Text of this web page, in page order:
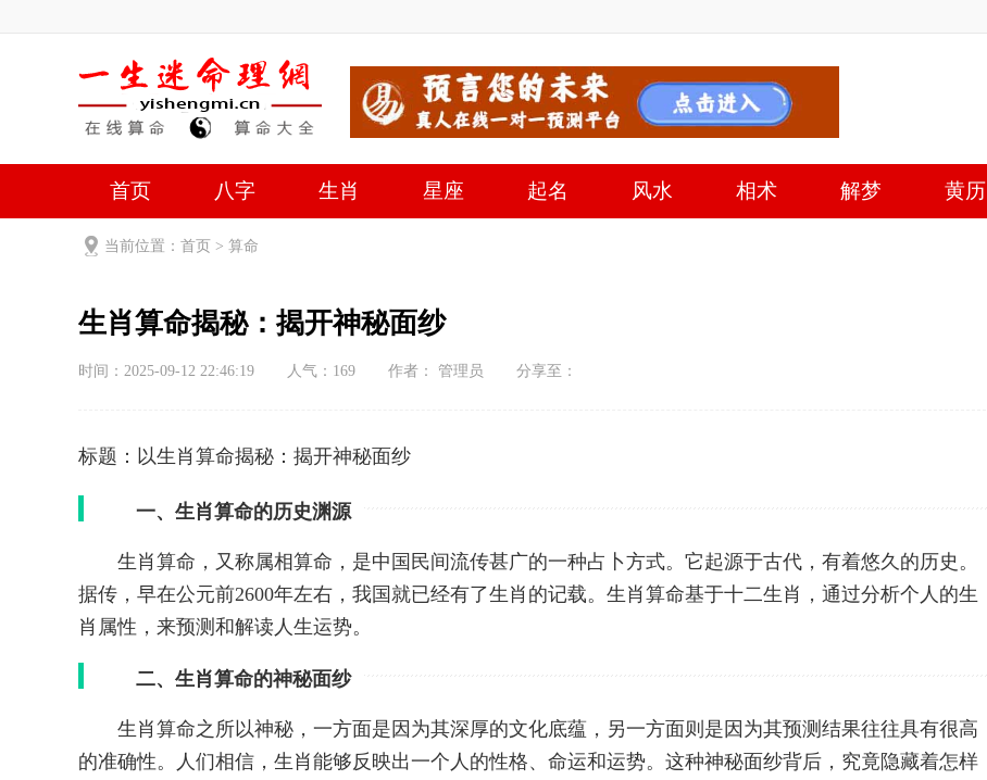
首页 八字 生肖 星座 起名 风水 相术 解梦 黄历
当前位置： 首页 > 算命
生肖算命揭秘：揭开神秘面纱
时间：2025-09-12 22:46:19 人气： 169 作者： 管理员 分享至：
标题：以生肖算命揭秘：揭开神秘面纱
一、生肖算命的历史渊源
生肖算命，又称属相算命，是中国民间流传甚广的一种占卜方式。它起源于古代，有着悠久的历史。
据传，早在公元前2600年左右，我国就已经有了生肖的记载。生肖算命基于十二生肖，通过分析个人的生
肖属性，来预测和解读人生运势。
二、生肖算命的神秘面纱
生肖算命之所以神秘，一方面是因为其深厚的文化底蕴，另一方面则是因为其预测结果往往具有很高
的准确性。人们相信，生肖能够反映出一个人的性格、命运和运势。这种神秘面纱背后，究竟隐藏着怎样